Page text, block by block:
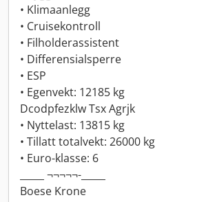
• Klimaanlegg
• Cruisekontroll
• Filholderassistent
• Differensialsperre
• ESP
• Egenvekt: 12185 kg
Dcodpfezklw Tsx Agrjk
• Nyttelast: 13815 kg
• Tillatt totalvekt: 26000 kg
• Euro-klasse: 6
_____ ¬¬¬¬¬-_____
Boese Krone